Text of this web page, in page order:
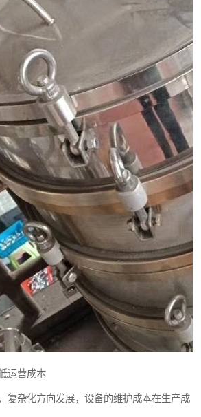
运营成本
复杂化方向发展，设备的维护成本在生产成